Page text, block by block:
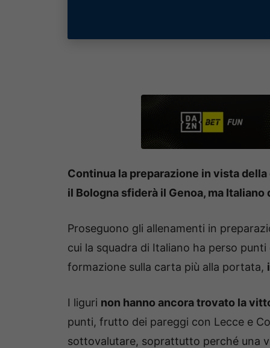
Continua la preparazione in vista
il Bologna sfiderà il Genoa, ma
Proseguono gli allenamenti in
cui la squadra di Italiano ha perso punti
formazione sulla carta più alla portata,
I liguri non hanno ancora trovato la
punti, frutto dei pareggi con Lecce e
sottovalutare, soprattutto perché una